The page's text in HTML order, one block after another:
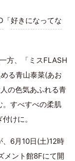
「好きになってな
方、「ミスFLASH
る青山泰菜(あお
の色気あふれる青
。すべすべの柔肌
けに。
6月10日(土)12時
メント館8Fにて開